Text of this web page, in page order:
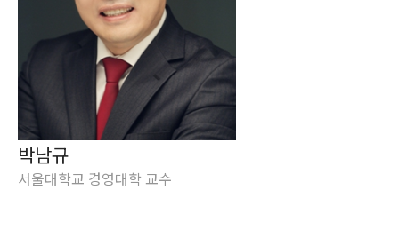
박남규
서울대학교 경영대학 교수